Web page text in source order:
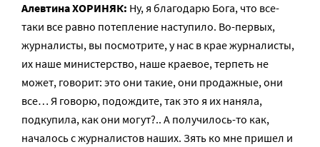
Алевтина ХОРИНЯК: Ну, я благодарю Бога, что все-
таки все равно потепление наступило. Во-первых,
журналисты, вы посмотрите, у нас в крае журналисты,
их наше министерство, наше краевое, терпеть не
может, говорит: это они такие, они продажные, они
все… Я говорю, подождите, так это я их наняла,
подкупила, как они могут?.. А получилось-то как,
началось с журналистов наших. Зять ко мне пришел и